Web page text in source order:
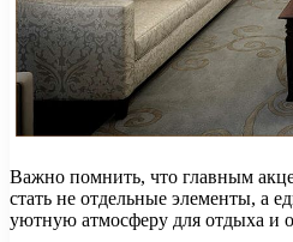
Важно помнить, что главным
стать не отдельные элементы, а
уютную атмосферу для отдыха и